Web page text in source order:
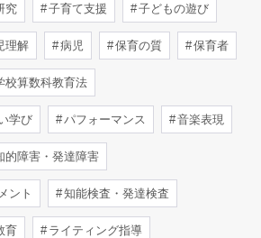
究 子育て支援 子どもの遊び
理解 病児 保育の質 保育者
校算数科教育法
学び パフォーマンス 音楽表現
的障害・発達障害
ント 知能検査・発達検査
育 ライティング指導